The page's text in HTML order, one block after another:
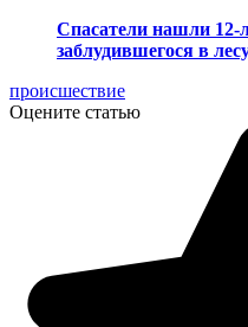
Спасатели нашли 12-
заблудившегося в
происшествие
Оцените статью